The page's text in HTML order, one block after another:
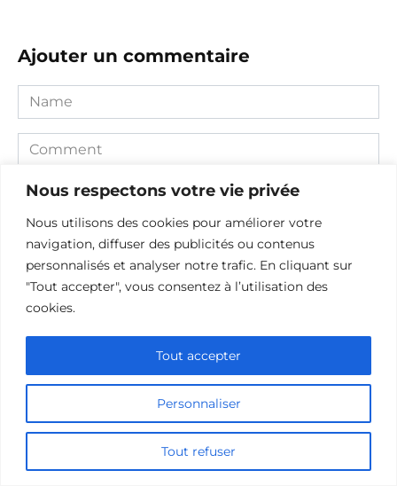
Nous respectons votre vie privée
Nous utilisons des cookies pour améliorer votre
navigation, diffuser des publicités ou contenus
personnalisés et analyser notre trafic. En cliquant sur
"Tout accepter", vous consentez à l’utilisation des
cookies.
Personnaliser
Tout refuser
Tout accepter
Ajouter un commentaire
Name
Comment
Save my name, email, and website in this browser for the
next time I comment.